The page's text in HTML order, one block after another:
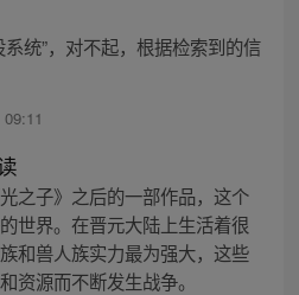
统”，对不起，根据检索到的信
之子》之后的一部作品，这个
世界。在晋元大陆上生活着很
和兽人族实力最为强大，这些
资源而不断发生战争。